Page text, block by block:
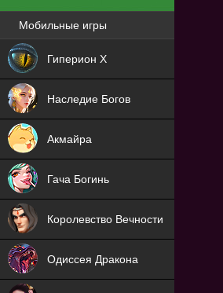
Мобильные игры
Гиперион Х
Наследие Богов
NEW
Акмайра
NEW
Гача Богинь
NEW
Королевство Вечности
NEW
Одиссея Дракона
NEW
NEW